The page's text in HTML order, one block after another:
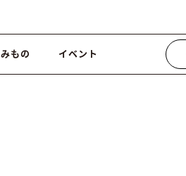
もの イベント